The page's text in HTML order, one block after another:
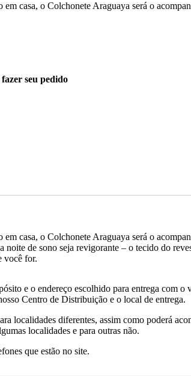
casa, o Colchonete Araguaya será o
seu pedido
casa, o Colchonete Araguaya será o
de sono seja revigorante – o tecido do
você for.
e o endereço escolhido para entrega com
Centro de Distribuição e o local de entrega.
localidades diferentes, assim como poderá
localidades e para outras não.
que estão no site.